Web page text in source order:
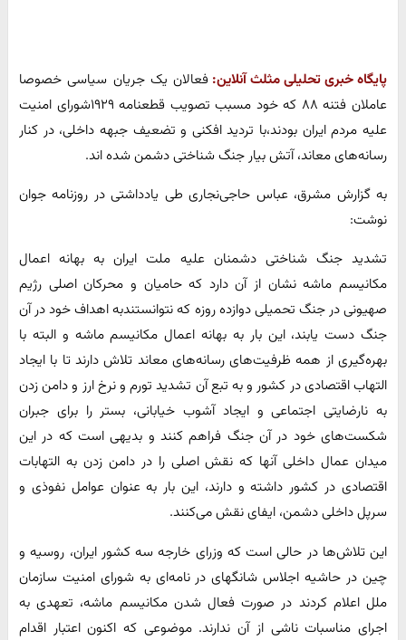
پایگاه خبری تحلیلی مثلث آنلاین: فعالان یک جریان سیاسی خصوصا
عاملان فتنه ۸۸ که خود مسبب تصویب قطعنامه ۱۹۲۹شورای امنیت
علیه مردم ایران بودند،با تردید افکنی و تضعیف جبهه داخلی، در کنار
رسانه‌های معاند، آتش بیار جنگ شناختی دشمن شده اند.
به گزارش مشرق، عباس حاجی‌نجاری طی یادداشتی در روزنامه جوان
نوشت:
تشدید جنگ شناختی دشمنان علیه ملت ایران به بهانه اعمال
مکانیسم ماشه نشان از آن دارد که حامیان و محرکان اصلی رژیم
صهیونی در جنگ تحمیلی دوازده روزه که نتوانستندبه اهداف خود در آن
جنگ دست یابند، این بار به بهانه اعمال مکانیسم ماشه و البته با
بهره‌گیری از همه ظرفیت‌های رسانه‌های معاند تلاش دارند تا با ایجاد
التهاب اقتصادی در کشور و به تبع آن تشدید تورم و نرخ ارز و دامن زدن
به نارضایتی اجتماعی و ایجاد آشوب خیابانی، بستر را برای جبران
شکست‌های خود در آن جنگ فراهم کنند و بدیهی است که در این
میدان عمال داخلی آنها که نقش اصلی را در دامن زدن به التهابات
اقتصادی در کشور داشته و دارند، این بار به عنوان عوامل نفوذی و
سرپل داخلی دشمن، ایفای نقش می‌کنند.
این تلاش‌ها در حالی است که وزرای خارجه سه کشور ایران، روسیه و
چین در حاشیه اجلاس شانگهای در نامه‌ای به شورای امنیت سازمان
ملل اعلام کردند در صورت فعال شدن مکانیسم ماشه، تعهدی به
اجرای مناسبات ناشی از آن ندارند. موضوعی که اکنون اعتبار اقدام